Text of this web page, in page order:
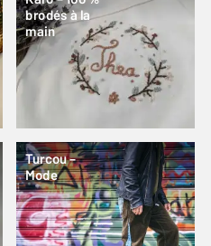
brodés à la
main
Turcou –
Mode